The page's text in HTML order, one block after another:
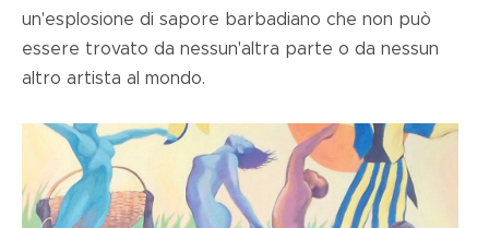
un'esplosione di sapore barbadiano che non può
essere trovato da nessun'altra parte o da nessun
altro artista al mondo.